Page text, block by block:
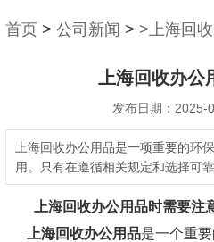
首页 > 公司新闻 > >上海回
上海回收办公
发布日期：
上海回收办公用品是一项重要的环
用。只有在遵循相关规定和选择可
上海回收办公用品时需要注
上海回收办公用品是一个重